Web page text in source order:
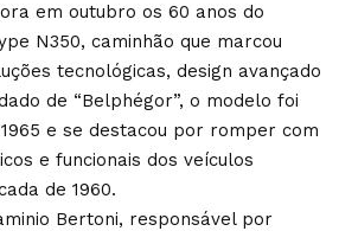
em outubro os 60 anos do
N350, caminhão que marcou
tecnológicas, design avançado
de “Belphégor”, o modelo foi
e se destacou por romper com
e funcionais dos veículos
de 1960.
Bertoni, responsável por